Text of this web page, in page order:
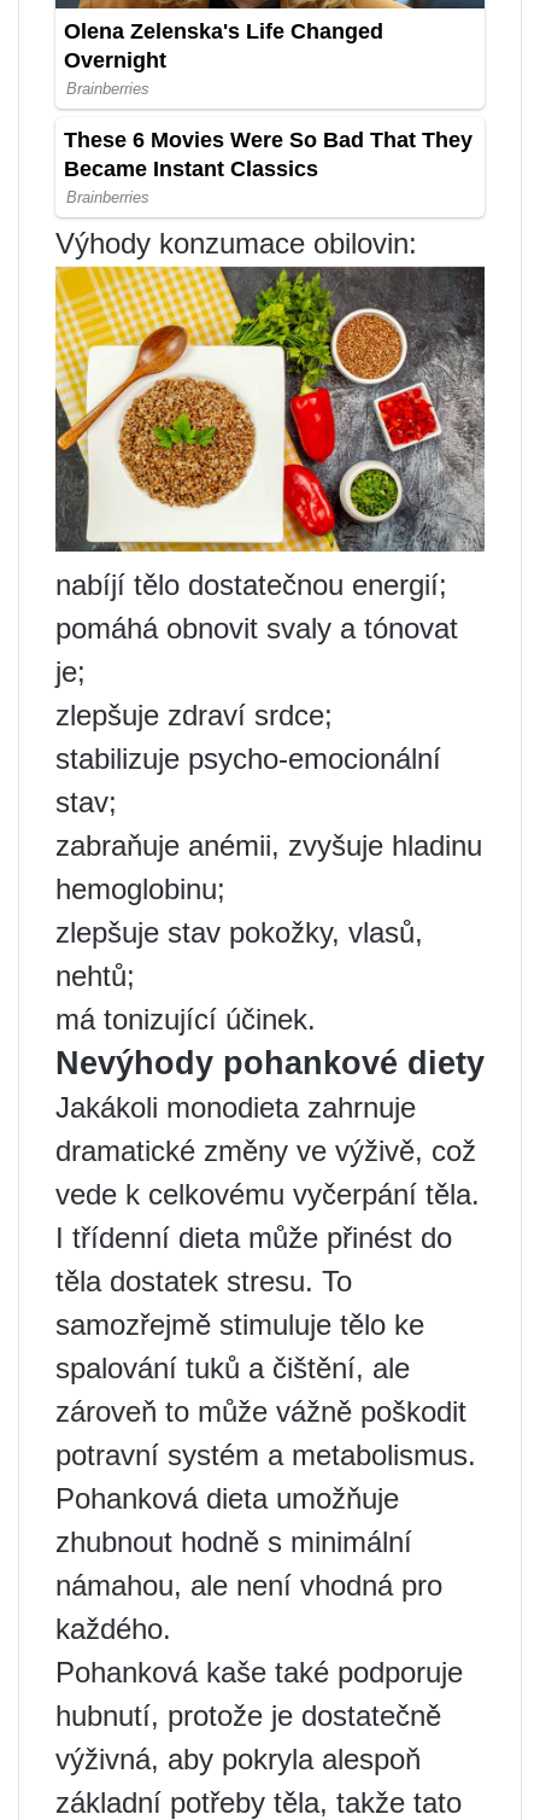
Výhody konzumace obilovin:
nabíjí tělo dostatečnou energií;
pomáhá obnovit svaly a tónovat
je;
zlepšuje zdraví srdce;
stabilizuje psycho-emocionální
stav;
zabraňuje anémii, zvyšuje hladinu
hemoglobinu;
zlepšuje stav pokožky, vlasů,
nehtů;
má tonizující účinek.
Nevýhody pohankové diety
Jakákoli monodieta zahrnuje
dramatické změny ve výživě, což
vede k celkovému vyčerpání těla.
I třídenní dieta může přinést do
těla dostatek stresu. To
samozřejmě stimuluje tělo ke
spalování tuků a čištění, ale
zároveň to může vážně poškodit
potravní systém a metabolismus.
Pohanková dieta umožňuje
zhubnout hodně s minimální
námahou, ale není vhodná pro
každého.
Pohanková kaše také podporuje
hubnutí, protože je dostatečně
výživná, aby pokryla alespoň
základní potřeby těla, takže tato